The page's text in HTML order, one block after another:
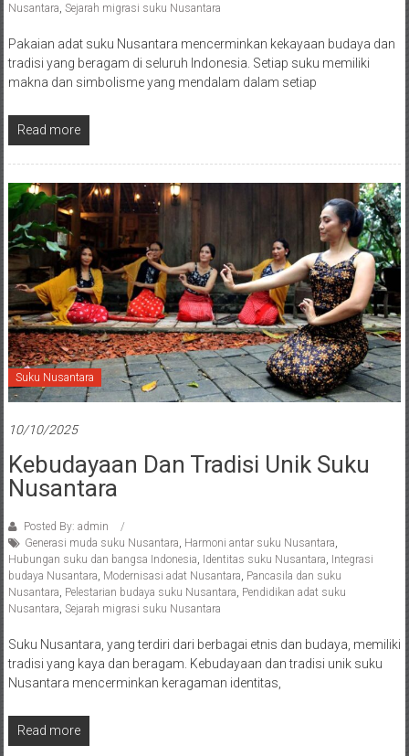
Nusantara Sejarah migrasi suku Nusantara
Pakaian adat suku Nusantara mencerminkan kekayaan budaya dan
tradisi yang beragam di seluruh Indonesia. Setiap suku memiliki
makna dan simbolisme yang mendalam dalam setiap
Read more
Suku Nusantara
10/10/2025
Kebudayaan Dan Tradisi Unik Suku
Nusantara
Posted By: admin
Generasi muda suku Nusantara, Harmoni antar suku Nusantara,
Hubungan suku dan bangsa Indonesia, Identitas suku Nusantara, Integrasi
budaya Nusantara, Modernisasi adat Nusantara, Pancasila dan suku
Nusantara, Pelestarian budaya suku Nusantara, Pendidikan adat suku
Nusantara, Sejarah migrasi suku Nusantara
Suku Nusantara, yang terdiri dari berbagai etnis dan budaya, memiliki
tradisi yang kaya dan beragam. Kebudayaan dan tradisi unik suku
Nusantara mencerminkan keragaman identitas,
Read more